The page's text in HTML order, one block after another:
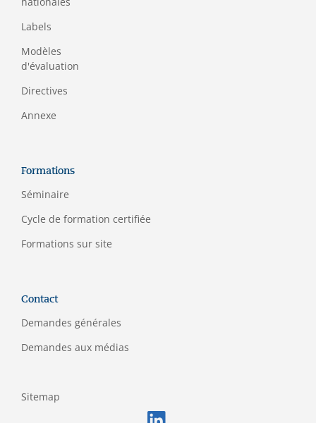
Labels
Modèles
d'évaluation
Directives
Annexe
Formations
Séminaire
Cycle de formation certifiée
Formations sur site
Contact
Demandes générales
Demandes aux médias
Sitemap